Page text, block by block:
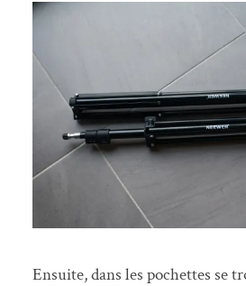
Ensuite, dans les pochettes se